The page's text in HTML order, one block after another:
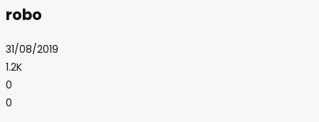
robo
31/08/2019
1.2K
0
0